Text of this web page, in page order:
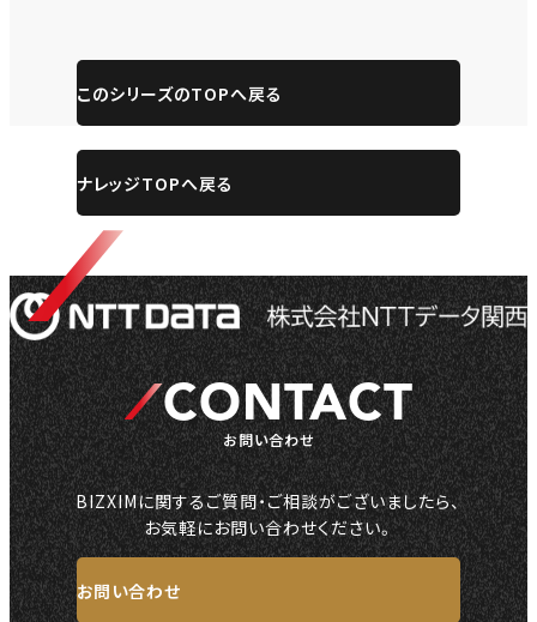
このシリーズのTOPへ戻る
ナレッジTOPへ戻る
CONTACT
お問い合わせ
BIZXIMに関するご質問・ご相談がございましたら、
お気軽にお問い合わせください。
お問い合わせ